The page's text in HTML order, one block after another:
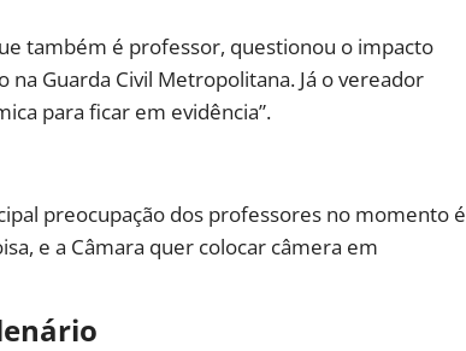
também é professor, questionou o impacto
Guarda Civil Metropolitana. Já o vereador
para ficar em evidência”.
preocupação dos professores no momento é
e a Câmara quer colocar câmera em